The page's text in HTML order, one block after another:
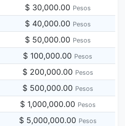
$ 30,000.00 Pesos
$ 40,000.00 Pesos
$ 50,000.00 Pesos
$ 100,000.00 Pesos
$ 200,000.00 Pesos
$ 500,000.00 Pesos
$ 1,000,000.00 Pesos
$ 5,000,000.00 Pesos